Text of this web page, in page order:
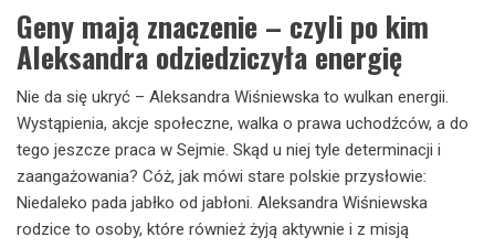
Geny mają znaczenie – czyli po kim
Aleksandra odziedziczyła energię
Nie da się ukryć – Aleksandra Wiśniewska to wulkan energii.
Wystąpienia, akcje społeczne, walka o prawa uchodźców, a do
tego jeszcze praca w Sejmie. Skąd u niej tyle determinacji i
zaangażowania? Cóż, jak mówi stare polskie przysłowie:
Niedaleko pada jabłko od jabłoni. Aleksandra Wiśniewska
rodzice to osoby, które również żyją aktywnie i z misją